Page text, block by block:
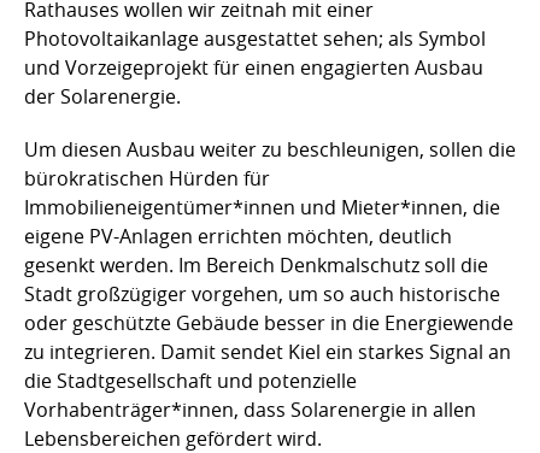
Rathauses wollen wir zeitnah mit einer
Photovoltaikanlage ausgestattet sehen; als Symbol
und Vorzeigeprojekt für einen engagierten Ausbau
der Solarenergie.
Um diesen Ausbau weiter zu beschleunigen, sollen die
bürokratischen Hürden für
Immobilieneigentümer*innen und Mieter*innen, die
eigene PV-Anlagen errichten möchten, deutlich
gesenkt werden. Im Bereich Denkmalschutz soll die
Stadt großzügiger vorgehen, um so auch historische
oder geschützte Gebäude besser in die Energiewende
zu integrieren. Damit sendet Kiel ein starkes Signal an
die Stadtgesellschaft und potenzielle
Vorhabenträger*innen, dass Solarenergie in allen
Lebensbereichen gefördert wird.